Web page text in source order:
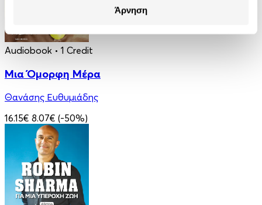
Άρνηση
Audiobook • 1 Credit
Μια Όμορφη Μέρα
Θανάσης Ευθυμιάδης
16.15€ 8.07€ (-50%)